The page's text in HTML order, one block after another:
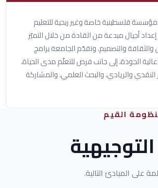
فلسطينية خاصة وغير ربحية للتعليم
أجيال مبدعة من القادة من خلال التميّز
والتصميم. وتقدّم الجامعة برامج
الجودة، إلى جانب فرص للتعلّم مدى الحياة،
والريادي، والبحث العلمي، والمشاركة
القيم
التوجيهية
على المبادئ التالية.